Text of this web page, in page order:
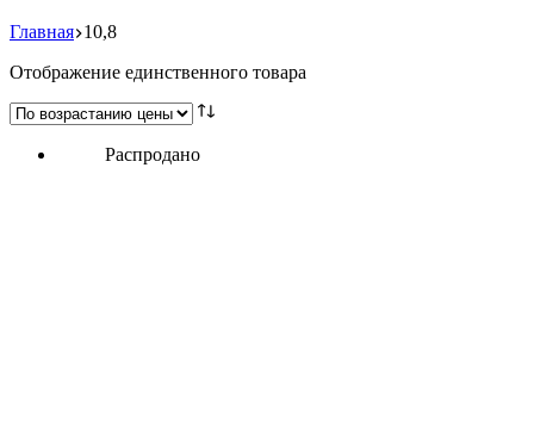
Главная 10,8
Отображение единственного товара
Распродано